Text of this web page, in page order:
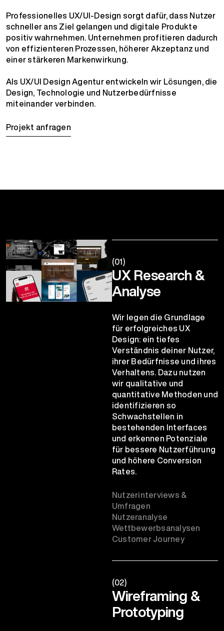
Professionelles UX/UI-Design sorgt dafür, dass Nutzer
schneller ans Ziel gelangen und digitale Produkte
positiv wahrnehmen. Unternehmen profitieren dadurch
von effizienteren Prozessen, höherer Akzeptanz und
einer stärkeren Markenwirkung.
Als UX/UI Design Agentur entwickeln wir Lösungen, die
Design, Technologie und Nutzerbedürfnisse
miteinander verbinden.
Projekt anfragen
(01)
UX Research &
Analyse
Wir legen die Grundlage
für erfolgreiches UX
Design: ein tiefes
Verständnis deiner Nutzer,
ihrer Bedürfnisse und ihres
Verhaltens. Dazu nutzen
wir qualitative und
quantitative Methoden und
identifizieren so
Schwachstellen in
bestehenden Interfaces
und erkennen Potenziale
für bessere Nutzerführung
und höhere Conversion
Rates.
Nutzerinterviews &
Umfragen
Nutzeranalyse
Wettbewerbsanalysen
Customer Journey
(02)
Wireframing &
Prototyping